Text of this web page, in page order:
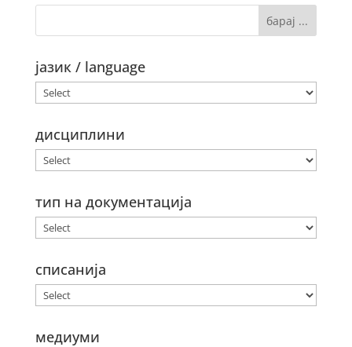
јазик / language
дисциплини
тип на документација
списанија
медиуми